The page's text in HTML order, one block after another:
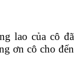
lao của cô đã
ơn cô cho đến